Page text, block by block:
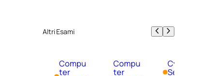
Altri Esami
Compu
ter
Compu
ter
Cyber
Securit